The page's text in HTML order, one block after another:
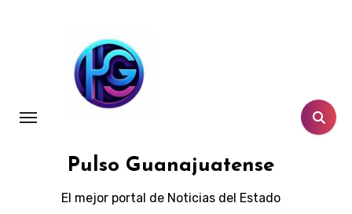
Pulso Guanajuatense
El mejor portal de Noticias del Estado